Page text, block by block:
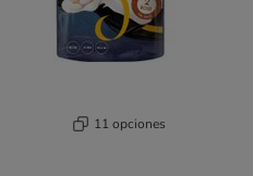
11 opciones